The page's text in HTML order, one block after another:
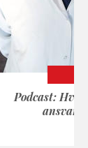
Podcast: